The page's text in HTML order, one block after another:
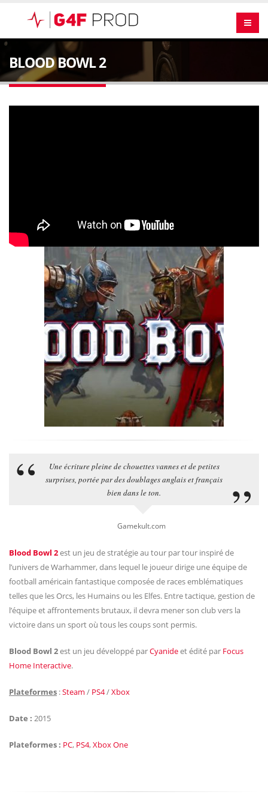
BLOOD BOWL 2
Une écriture pleine de chouettes vannes et de petites
surprises, portée par des doublages anglais et français
bien dans le ton.
Gamekult.com
Blood Bowl 2est un jeu de stratégie au tour par tour inspiré de
l’univers de Warhammer, dans lequel le joueur dirige une équipe de
football américain fantastique composée de races emblématiques
telles que les Orcs, les Humains ou les Elfes. Entre tactique, gestion de
l’équipe et affrontements brutaux, il devra mener son club vers la
victoire dans un sport où tous les coups sont permis.
Blood Bowl 2est un jeu développé parCyanideet édité par Focus
Home Interactive.
Plateformes :Steam / PS4/Xbox
Date : 2015
Plateformes : PC, PS4,Xbox One